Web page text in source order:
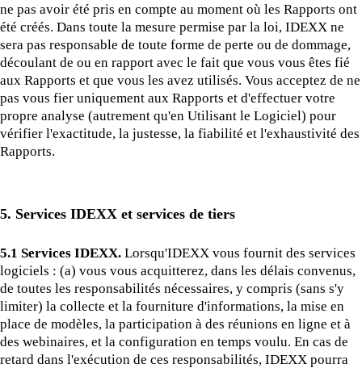
ne pas avoir été pris en compte au moment où les Rapports ont
été créés. Dans toute la mesure permise par la loi, IDEXX ne
sera pas responsable de toute forme de perte ou de dommage,
découlant de ou en rapport avec le fait que vous vous êtes fié
aux Rapports et que vous les avez utilisés. Vous acceptez de ne
pas vous fier uniquement aux Rapports et d'effectuer votre
propre analyse (autrement qu'en Utilisant le Logiciel) pour
vérifier l'exactitude, la justesse, la fiabilité et l'exhaustivité des
Rapports.
5. Services IDEXX et services de tiers
5.1 Services IDEXX. Lorsqu'IDEXX vous fournit des services
logiciels : (a) vous vous acquitterez, dans les délais convenus,
de toutes les responsabilités nécessaires, y compris (sans s'y
limiter) la collecte et la fourniture d'informations, la mise en
place de modèles, la participation à des réunions en ligne et à
des webinaires, et la configuration en temps voulu. En cas de
retard dans l'exécution de ces responsabilités, IDEXX pourra